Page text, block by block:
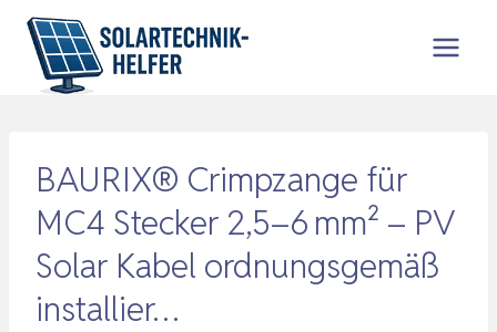
Zum
Inhalt
springen
BAURIX® Crimpzange für
MC4 Stecker 2,5–6 mm² – PV
Solar Kabel ordnungsgemäß
installier…